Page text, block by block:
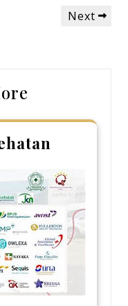
Next
Next